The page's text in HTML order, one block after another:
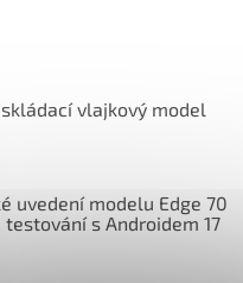
vlajkový model
uvedení modelu Edge 70
s Androidem 17